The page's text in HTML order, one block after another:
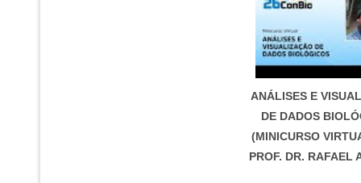
ANÁLISES E
DE DADOS
(MINICURSO
PROF. DR. RAFAEL